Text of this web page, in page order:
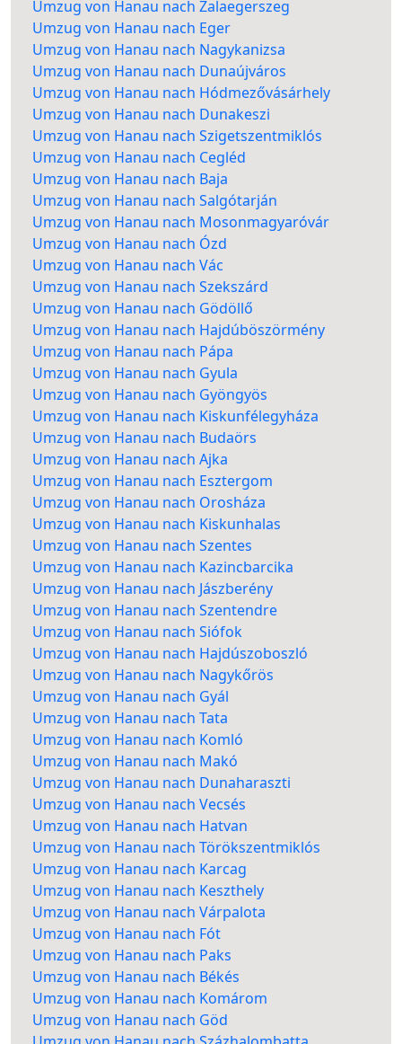
Umzug von Hanau nach Zalaegerszeg
Umzug von Hanau nach Eger
Umzug von Hanau nach Nagykanizsa
Umzug von Hanau nach Dunaújváros
Umzug von Hanau nach Hódmezővásárhely
Umzug von Hanau nach Dunakeszi
Umzug von Hanau nach Szigetszentmiklós
Umzug von Hanau nach Cegléd
Umzug von Hanau nach Baja
Umzug von Hanau nach Salgótarján
Umzug von Hanau nach Mosonmagyaróvár
Umzug von Hanau nach Ózd
Umzug von Hanau nach Vác
Umzug von Hanau nach Szekszárd
Umzug von Hanau nach Gödöllő
Umzug von Hanau nach Hajdúböszörmény
Umzug von Hanau nach Pápa
Umzug von Hanau nach Gyula
Umzug von Hanau nach Gyöngyös
Umzug von Hanau nach Kiskunfélegyháza
Umzug von Hanau nach Budaörs
Umzug von Hanau nach Ajka
Umzug von Hanau nach Esztergom
Umzug von Hanau nach Orosháza
Umzug von Hanau nach Kiskunhalas
Umzug von Hanau nach Szentes
Umzug von Hanau nach Kazincbarcika
Umzug von Hanau nach Jászberény
Umzug von Hanau nach Szentendre
Umzug von Hanau nach Siófok
Umzug von Hanau nach Hajdúszoboszló
Umzug von Hanau nach Nagykőrös
Umzug von Hanau nach Gyál
Umzug von Hanau nach Tata
Umzug von Hanau nach Komló
Umzug von Hanau nach Makó
Umzug von Hanau nach Dunaharaszti
Umzug von Hanau nach Vecsés
Umzug von Hanau nach Hatvan
Umzug von Hanau nach Törökszentmiklós
Umzug von Hanau nach Karcag
Umzug von Hanau nach Keszthely
Umzug von Hanau nach Várpalota
Umzug von Hanau nach Fót
Umzug von Hanau nach Paks
Umzug von Hanau nach Békés
Umzug von Hanau nach Komárom
Umzug von Hanau nach Göd